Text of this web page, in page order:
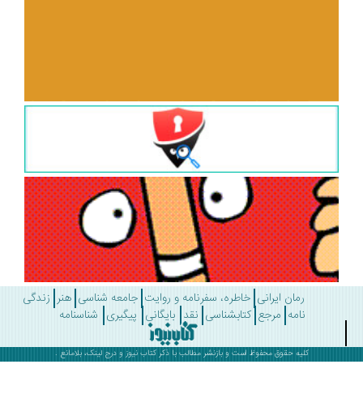
رمان ایرانی خاطره، سفرنامه و روایت جامعه شناسی هنر زندگی
مرجع کتابشناسی نقد بایگانی پیگیری شناسنامه
کلیه حقوق محفوظ است و بازنشر مطالب با ذکرکتاب نیوزو درج لینک، بلامانع .